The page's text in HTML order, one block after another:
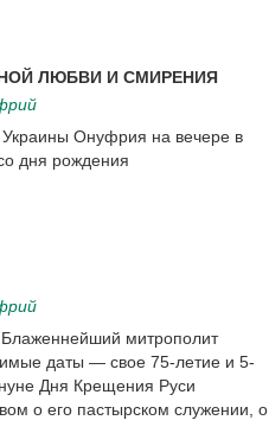
ЛЮБВИ И СМИРЕНИЯ
Украины Онуфрия на вечере в
дня рождения
Блаженнейший митрополит
даты — свое 75-летие и 5-
Дня Крещения Руси
о его пастырском служении, о